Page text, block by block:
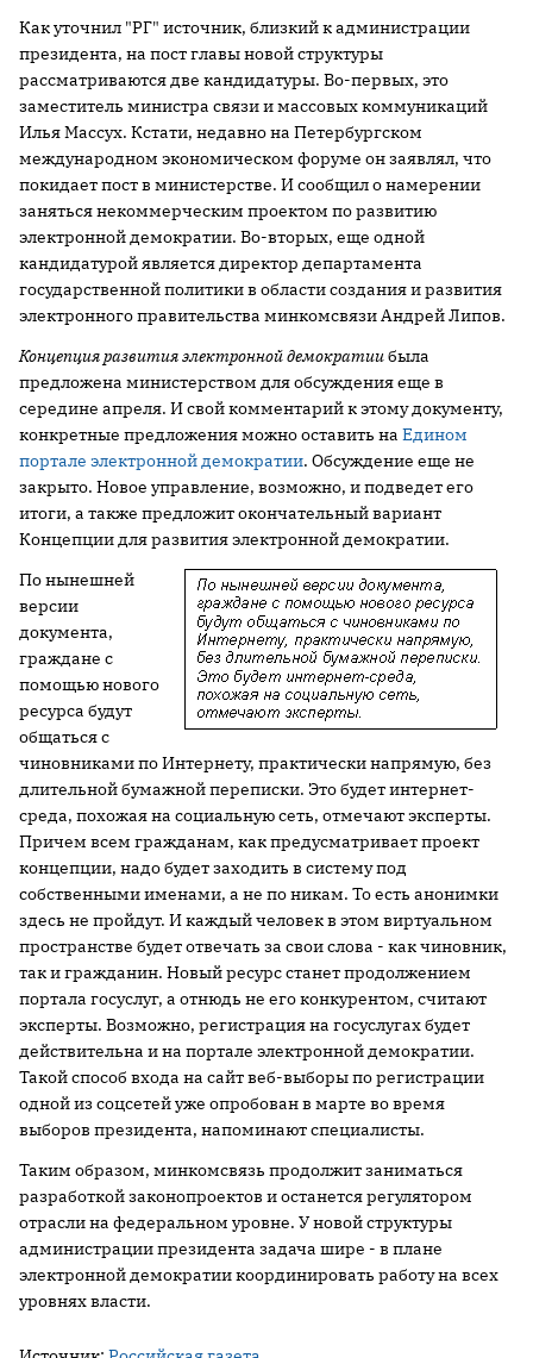
Как уточнил "РГ" источник, близкий к администрации
президента, на пост главы новой структуры
рассматриваются две кандидатуры. Во-первых, это
заместитель министра связи и массовых коммуникаций
Илья Массух. Кстати, недавно на Петербургском
международном экономическом форуме он заявлял, что
покидает пост в министерстве. И сообщил о намерении
заняться некоммерческим проектом по развитию
электронной демократии. Во-вторых, еще одной
кандидатурой является директор департамента
государственной политики в области создания и развития
электронного правительства минкомсвязи Андрей Липов.
Концепция развития электронной демократиибыла
предложена министерством для обсуждения еще в
середине апреля. И свой комментарий к этому документу,
конкретные предложения можно оставить на Едином
портале электронной демократии. Обсуждение еще не
закрыто. Новое управление, возможно, и подведет его
итоги, а также предложит окончательный вариант
Концепции для развития электронной демократии.
По нынешней
версии
документа,
граждане с
помощью нового
ресурса будут
общаться с
чиновниками по Интернету, практически напрямую, без
длительной бумажной переписки. Это будет интернет-
среда, похожая на социальную сеть, отмечают эксперты.
Причем всем гражданам, как предусматривает проект
концепции, надо будет заходить в систему под
собственными именами, а не по никам. То есть анонимки
здесь не пройдут. И каждый человек в этом виртуальном
пространстве будет отвечать за свои слова - как чиновник,
так и гражданин. Новый ресурс станет продолжением
портала госуслуг, а отнюдь не его конкурентом, считают
эксперты. Возможно, регистрация на госуслугах будет
действительна и на портале электронной демократии.
Такой способ входа на сайт веб-выборы по регистрации
одной из соцсетей уже опробован в марте во время
выборов президента, напоминают специалисты.
Таким образом, минкомсвязь продолжит заниматься
разработкой законопроектов и останется регулятором
отрасли на федеральном уровне. У новой структуры
администрации президента задача шире - в плане
электронной демократии координировать работу на всех
уровнях власти.